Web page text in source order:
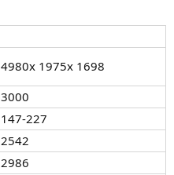
4980х 1975х 1698
3000
147-227
2542
2986